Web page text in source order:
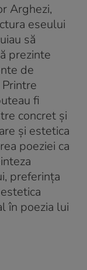
Arghezi,
eseului
să
prezinte
de
fi
concret și
și estetica
poeziei ca
preferința
în poezia lui